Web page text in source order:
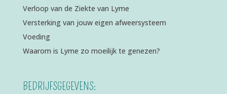
Verloop van de Ziekte van Lyme
Versterking van jouw eigen afweersysteem
Voeding
Waarom is Lyme zo moeilijk te genezen?
BEDRIJFSGEGEVENS: